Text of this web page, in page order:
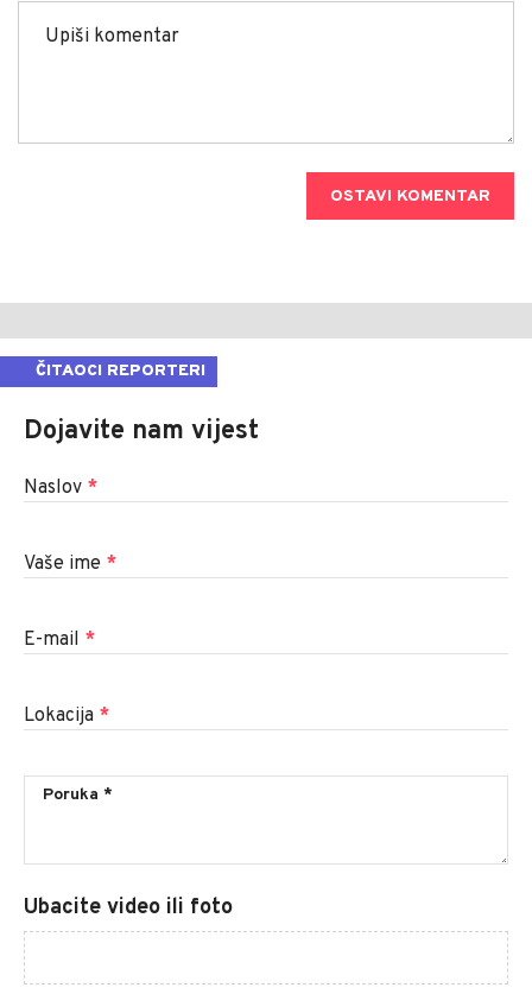
OSTAVI KOMENTAR
ČITAOCI REPORTERI
Dojavite nam vijest
Naslov *
Vaše ime *
E-mail *
Lokacija *
Ubacite video ili foto